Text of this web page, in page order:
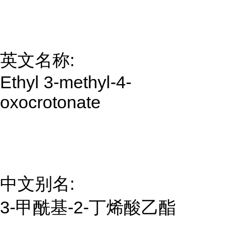
英文名称:
Ethyl 3-methyl-4-
oxocrotonate
中文别名:
3-甲酰基-2-丁烯酸乙酯